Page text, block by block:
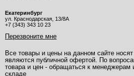
Екатеринбург
ул. Краснодарская, 13/8А
+7 (343) 343 10 23
Перезвоните мне
Все товары и цены на данном сайте
являются публичной офертой. По
товара и цен - обращаться к менеджерам
складе